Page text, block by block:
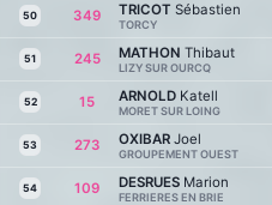
50 349 TRICOT Sébastien
TORCY
51 245 MATHON Thibaut
LIZY SUR OURCQ
52 15 ARNOLD Katell
MORET SUR LOING
53 273 OXIBAR Joel
GROUPEMENT OUEST
54 109 DESRUES Marion
FERRIERES EN BRIE